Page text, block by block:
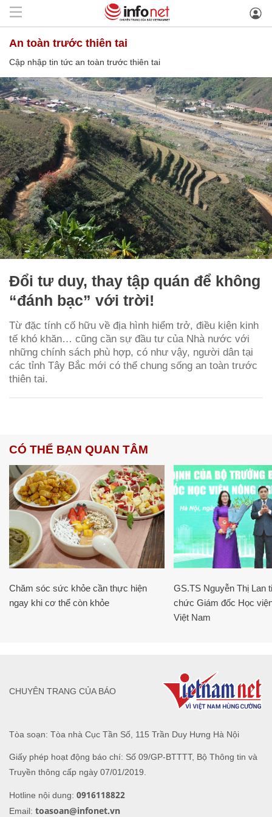
an toàn trước thiên tai
Cập nhập tin tức an toàn trước thiên tai
Đổi tư duy, thay tập quán để không
“đánh bạc” với trời!
Từ đặc tính cố hữu về địa hình hiểm trở, điều kiện kinh
tế khó khăn… cũng cần sự đầu tư của Nhà nước với
những chính sách phù hợp, có như vậy, người dân tại
các tỉnh Tây Bắc mới có thể chung sống an toàn trước
thiên tai.
CÓ THỂ BẠN QUAN TÂM
Chăm sóc sức khỏe cần thực hiện
ngay khi cơ thể còn khỏe
GS.TS Nguyễn Thị Lan
chức Giám đốc Học
Việt Nam
Tòa soạn: Tòa nhà Cục Tần Số, 115 Trần Duy Hưng Hà Nội
Giấy phép hoạt động báo chí: Số 09/GP-BTTTT, Bộ Thông tin và
Truyền thông cấp ngày 07/01/2019.
Hotline nội dung: 0916118822
Email: toasoan@infonet.vn
CHUYÊN TRANG CỦA BÁO